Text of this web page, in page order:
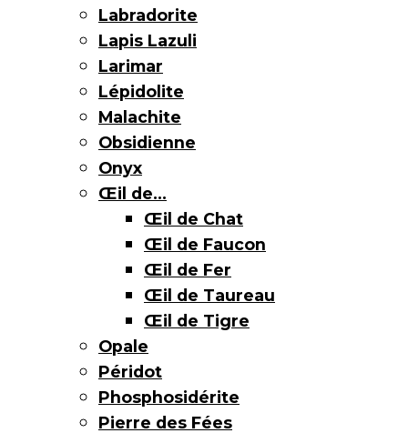
Labradorite
Lapis Lazuli
Larimar
Lépidolite
Malachite
Obsidienne
Onyx
Œil de…
Œil de Chat
Œil de Faucon
Œil de Fer
Œil de Taureau
Œil de Tigre
Opale
Péridot
Phosphosidérite
Pierre des Fées